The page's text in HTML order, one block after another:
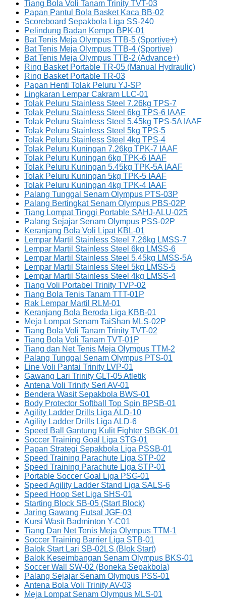
Tiang Bola Voli Tanam Trinity TVT-03
Papan Pantul Bola Basket Kaca BB-02
Scoreboard Sepakbola Liga SS-240
Pelindung Badan Kempo BPK-01
Bat Tenis Meja Olympus TTB-5 (Sportive+)
Bat Tenis Meja Olympus TTB-4 (Sportive)
Bat Tenis Meja Olympus TTB-2 (Advance+)
Ring Basket Portable TR-05 (Manual Hydraulic)
Ring Basket Portable TR-03
Papan Henti Tolak Peluru YJ-SP
Lingkaran Lempar Cakram LLC-01
Tolak Peluru Stainless Steel 7.26kg TPS-7
Tolak Peluru Stainless Steel 6kg TPS-6 IAAF
Tolak Peluru Stainless Steel 5.45kg TPS-5A IAAF
Tolak Peluru Stainless Steel 5kg TPS-5
Tolak Peluru Stainless Steel 4kg TPS-4
Tolak Peluru Kuningan 7.26kg TPK-7 IAAF
Tolak Peluru Kuningan 6kg TPK-6 IAAF
Tolak Peluru Kuningan 5.45kg TPK-5A IAAF
Tolak Peluru Kuningan 5kg TPK-5 IAAF
Tolak Peluru Kuningan 4kg TPK-4 IAAF
Palang Tunggal Senam Olympus PTS-03P
Palang Bertingkat Senam Olympus PBS-02P
Tiang Lompat Tinggi Portable SAHJ-ALU-025
Palang Sejajar Senam Olympus PSS-02P
Keranjang Bola Voli Lipat KBL-01
Lempar Martil Stainless Steel 7.26kg LMSS-7
Lempar Martil Stainless Steel 6kg LMSS-6
Lempar Martil Stainless Steel 5.45kg LMSS-5A
Lempar Martil Stainless Steel 5kg LMSS-5
Lempar Martil Stainless Steel 4kg LMSS-4
Tiang Voli Portabel Trinity TVP-02
Tiang Bola Tenis Tanam TTT-01P
Rak Lempar Martil RLM-01
Keranjang Bola Beroda Liga KBB-01
Meja Lompat Senam TaiShan MLS-02P
Tiang Bola Voli Tanam Trinity TVT-02
Tiang Bola Voli Tanam TVT-01P
Tiang dan Net Tenis Meja Olympus TTM-2
Palang Tunggal Senam Olympus PTS-01
Line Voli Pantai Trinity LVP-01
Gawang Lari Trinity GLT-05 Atletik
Antena Voli Trinity Seri AV-01
Bendera Wasit Sepakbola BWS-01
Body Protector Softball Top Spin BPSB-01
Agility Ladder Drills Liga ALD-10
Agility Ladder Drills Liga ALD-6
Speed Ball Gantung Kulit Fighter SBGK-01
Soccer Training Goal Liga STG-01
Papan Strategi Sepakbola Liga PSSB-01
Speed Training Parachute Liga STP-02
Speed Training Parachute Liga STP-01
Portable Soccer Goal Liga PSG-01
Speed Agility Ladder Stand Liga SALS-6
Speed Hoop Set Liga SHS-01
Starting Block SB-05 (Start Block)
Jaring Gawang Futsal JGF-03
Kursi Wasit Badminton Y-C01
Tiang Dan Net Tenis Meja Olympus TTM-1
Soccer Training Barrier Liga STB-01
Balok Start Lari SB-02LS (Blok Start)
Balok Keseimbangan Senam Olympus BKS-01
Soccer Wall SW-02 (Boneka Sepakbola)
Palang Sejajar Senam Olympus PSS-01
Antena Bola Voli Trinity AV-03
Meja Lompat Senam Olympus MLS-01